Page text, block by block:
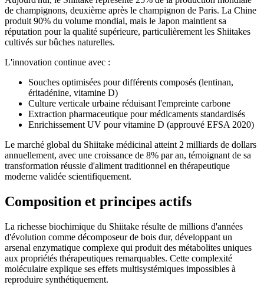
de champignons, deuxième après le champignon de Paris. La Chine
produit 90% du volume mondial, mais le Japon maintient sa
réputation pour la qualité supérieure, particulièrement les Shiitakes
cultivés sur bûches naturelles.
L'innovation continue avec :
Souches optimisées pour différents composés (lentinan,
éritadénine, vitamine D)
Culture verticale urbaine réduisant l'empreinte carbone
Extraction pharmaceutique pour médicaments standardisés
Enrichissement UV pour vitamine D (approuvé EFSA 2020)
Le marché global du Shiitake médicinal atteint 2 milliards de dollars
annuellement, avec une croissance de 8% par an, témoignant de sa
transformation réussie d'aliment traditionnel en thérapeutique
moderne validée scientifiquement.
Composition et principes actifs
La richesse biochimique du Shiitake résulte de millions d'années
d'évolution comme décomposeur de bois dur, développant un
arsenal enzymatique complexe qui produit des métabolites uniques
aux propriétés thérapeutiques remarquables. Cette complexité
moléculaire explique ses effets multisystémiques impossibles à
reproduire synthétiquement.